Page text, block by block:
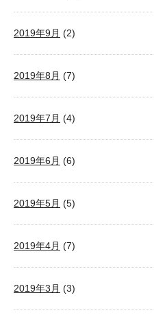
2019年9月 (2)
2019年8月 (7)
2019年7月 (4)
2019年6月 (6)
2019年5月 (5)
2019年4月 (7)
2019年3月 (3)